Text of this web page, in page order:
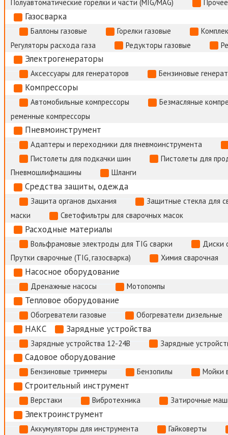
Полуавтоматические горелки и части (MIG/MAG)
Газосварка
Баллоны газовые Горелки газовые
Регуляторы расхода газа
Редукторы газовые
Электрогенераторы
Аксессуары для генераторов Бензиновые
Компрессоры
Автомобильные компрессоры
Безмасляные
ременные компрессоры
Пневмоинструмент
Адаптеры и переходники для пневмоинструмента
Пистолеты для подкачки шин
Пистолеты для
Пневмошлифмашины
Шланги
Средства защиты, одежда
Защита органов дыхания
Защитные стекла для
маски
Светофильтры для сварочных масок
Расходные материалы
Вольфрамовые электроды для TIG сварки
Диски
Прутки сварочные (TIG, газосварка)
Химия сварочная
Насосное оборудование
Дренажные насосы Мотопомпы
Тепловое оборудование
Обогреватели газовые Обогреватели дизельные
НАКС Зарядные устройства
Зарядные устройства 12-24В Зарядные
Садовое оборудование
Бензиновые триммеры Бензопилы Мойки
Строительный инструмент
Верстаки Вибротехника Затирочные
Электроинструмент
Аккумуляторы для инструмента
Гайковерты